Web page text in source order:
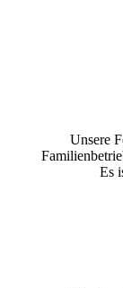
Unsere
Es